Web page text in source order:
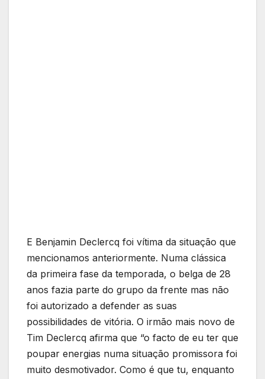
E Benjamin Declercq foi vítima da situação que
mencionamos anteriormente. Numa clássica
da primeira fase da temporada, o belga de 28
anos fazia parte do grupo da frente mas não
foi autorizado a defender as suas
possibilidades de vitória. O irmão mais novo de
Tim Declercq afirma que “o facto de eu ter que
poupar energias numa situação promissora foi
muito desmotivador. Como é que tu, enquanto